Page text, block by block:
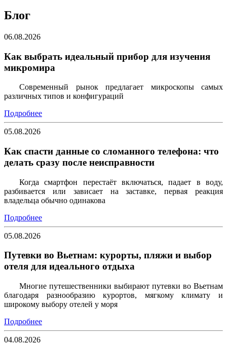
Блог
06.08.2026
Как выбрать идеальный прибор для изучения
микромира
Современный рынок предлагает микроскопы самых
различных типов и конфигураций
Подробнее
05.08.2026
Как спасти данные со сломанного телефона: что
делать сразу после неисправности
Когда смартфон перестаёт включаться, падает в воду,
разбивается или зависает на заставке, первая реакция
владельца обычно одинакова
Подробнее
05.08.2026
Путевки во Вьетнам: курорты, пляжи и выбор
отеля для идеального отдыха
Многие путешественники выбирают путевки во Вьетнам
благодаря разнообразию курортов, мягкому климату и
широкому выбору отелей у моря
Подробнее
04.08.2026